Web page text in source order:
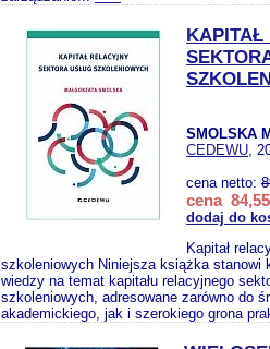
KAPITAŁ
SMOLSKA
CEDEWU,
cena netto:
cena 84,55
dodaj do
Kapitał
szkoleniowych Niniejsza książka stanowi
wiedzy na temat kapitału relacyjnego
szkoleniowych, adresowane zarówno do
akademickiego, jak i szerokiego grona